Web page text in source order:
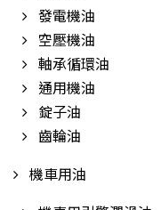
發電機油
空壓機油
軸承循環油
通用機油
錠子油
齒輪油
機車用油